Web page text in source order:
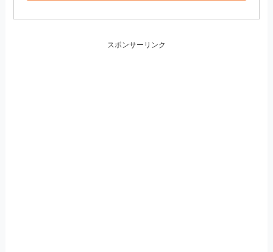
スポンサーリンク